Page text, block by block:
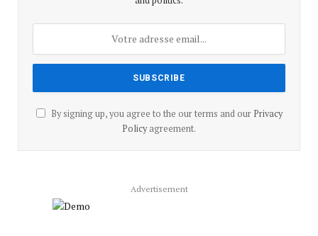
By signing up, you agree to the our terms and our Privacy
Policyagreement.
Advertisement